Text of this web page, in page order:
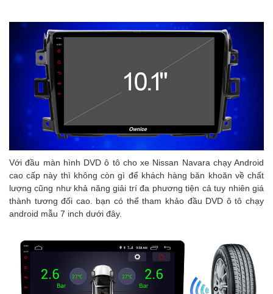
Với đầu màn hình DVD ô tô cho xe Nissan Navara chạy Android
cao cấp này thì không còn gì để khách hàng băn khoăn về chất
lượng cũng như khả năng giải trí đa phương tiện cả tuy nhiên giá
thành tương đối cao. bạn có thể tham khảo đầu DVD ô tô chạy
android mẫu 7 inch dưới đây.